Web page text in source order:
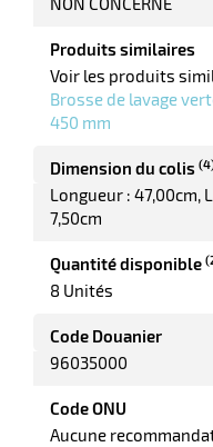
Produits similaires
Voir les produits
Brosse de lavage
450 mm
Dimension du colis
Longueur : 47,00cm
7,50cm
Quantité disponible
8 Unités
Code Douanier
96035000
Code ONU
Aucune